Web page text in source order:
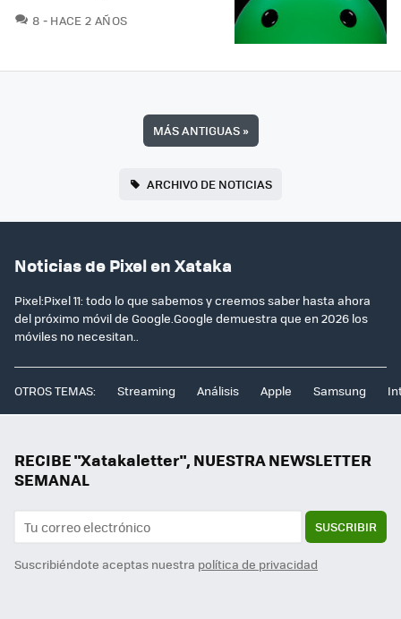
8 COMENTARIOS
HACE 2 AÑOS
MÁS ANTIGUAS»
ARCHIVO DE NOTICIAS
Noticias de Pixel en Xataka
Pixel:Pixel 11: todo lo que sabemos y creemos saber hasta ahora
del próximo móvil de Google.Google demuestra que en 2026 los
móviles no necesitan..
OTROS TEMAS: Streaming Análisis Apple Samsung
RECIBE "Xatakaletter", NUESTRA NEWSLETTER
SEMANAL
SUSCRIBIR
Suscribiéndote aceptas nuestra política de privacidad